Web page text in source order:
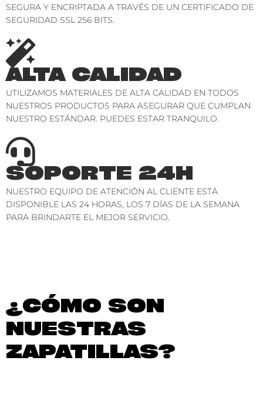
SEGURA Y ENCRIPTADA A TRAVÉS DE UN CERTIFICADO DE
SEGURIDAD SSL 256 BITS.
ALTA CALIDAD
UTILIZAMOS MATERIALES DE ALTA CALIDAD EN TODOS
NUESTROS PRODUCTOS PARA ASEGURAR QUE CUMPLAN
NUESTRO ESTÁNDAR. PUEDES ESTAR TRANQUILO.
SOPORTE 24H
NUESTRO EQUIPO DE ATENCIÓN AL CLIENTE ESTÁ
DISPONIBLE LAS 24 HORAS, LOS 7 DÍAS DE LA SEMANA
PARA BRINDARTE EL MEJOR SERVICIO.
¿CÓMO SON
NUESTRAS
ZAPATILLAS?